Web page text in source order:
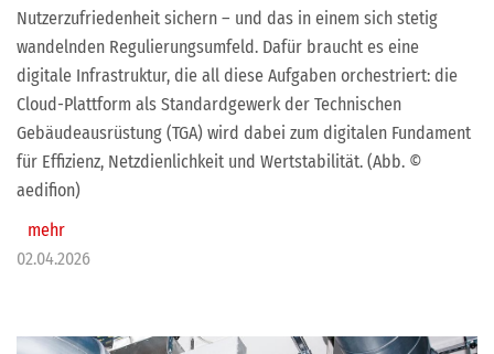
Nutzerzufriedenheit sichern – und das in einem sich stetig
wandelnden Regulierungsumfeld. Dafür braucht es eine
digitale Infrastruktur, die all diese Aufgaben orchestriert: die
Cloud-Plattform als Standardgewerk der Technischen
Gebäudeausrüstung (TGA) wird dabei zum digitalen Fundament
für Effizienz, Netzdienlichkeit und Wertstabilität. (Abb. ©
aedifion)
mehr
02.04.2026